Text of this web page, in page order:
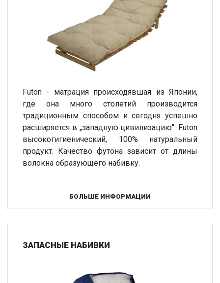
Futon - матрация происходявшая из Японии,
где она много столетий производится
традиционным способом и сегодня успешно
расширяется в „западную цивилизацию". Futon
высокогигиенический, 100% натуральный
продукт. Качество футона зависит от длины
волокна образующего набивку.
БОЛЬШЕ ИНФОРМАЦИИ
ЗАПАСНЫЕ НАБИВКИ